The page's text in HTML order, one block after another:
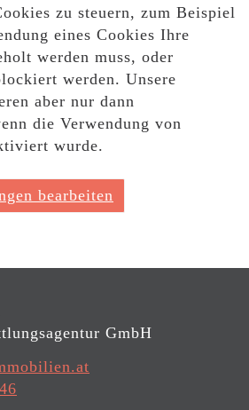
zu steuern, zum Beispiel
eines Cookies Ihre
werden muss, oder
werden. Unsere
aber nur dann
die Verwendung von
wurde.
bearbeiten
GmbH